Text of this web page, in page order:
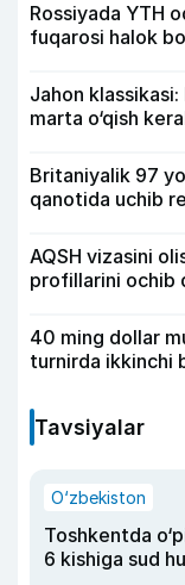
Rossiyada YTH
fuqarosi halok
Jahon
marta o‘qish
Britaniyalik 97
qanotida uchib
AQSH vizasini
profillarini ochib
40 ming dollar
turnirda ikkinchi
Tavsiyalar
O‘zbekiston
Toshkentda
6 kishiga sud